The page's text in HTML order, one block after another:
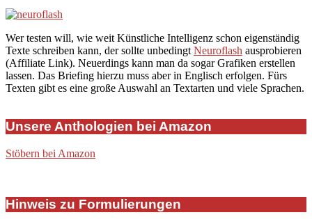
Wer testen will, wie weit Künstliche Intelligenz schon eigenständig
Texte schreiben kann, der sollte unbedingt Neuroflash ausprobieren
(Affiliate Link). Neuerdings kann man da sogar Grafiken erstellen
lassen. Das Briefing hierzu muss aber in Englisch erfolgen. Fürs
Texten gibt es eine große Auswahl an Textarten und viele Sprachen.
Unsere Anthologien bei Amazon
Stöbern bei Amazon
Hinweis zu Formulierungen